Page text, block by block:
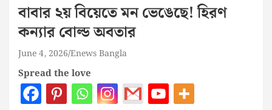
বাবার ২য় বিয়েতে মন ভেঙেছে! হিরণ
কন্যার বোল্ড অবতার
June 4, 2026 Enews Bangla
Spread the love